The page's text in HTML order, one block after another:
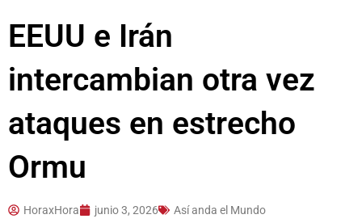
EEUU e Irán
intercambian otra vez
ataques en estrecho
Ormu
HoraxHora junio 3, 2026 Así anda el Mundo